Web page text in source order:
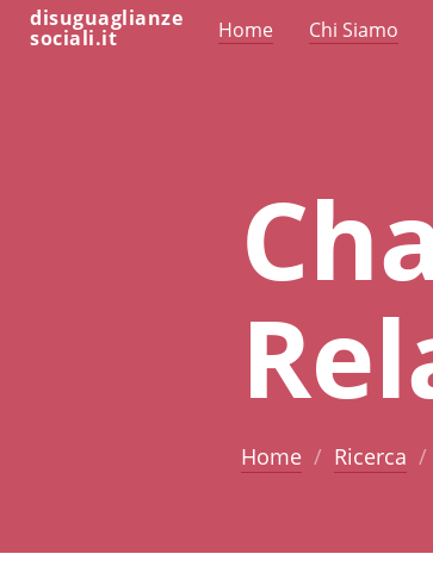
disuguaglianze
sociali.it Home Chi Siamo
Home Ricerca